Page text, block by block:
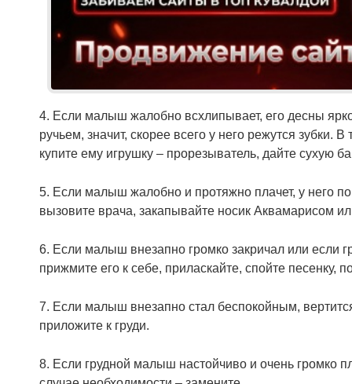
4. Если малыш жалобно всхлипывает, его десны
ручьем, значит, скорее всего у него режутся
купите ему игрушку – прорезыватель, дайте сухую
5. Если малыш жалобно и протяжно плачет, у него
вызовите врача, закапывайте носик Аквамарисом
6. Если малыш внезапно громко закричал или если
прижмите его к себе, приласкайте, спойте песенку,
7. Если малыш внезапно стал беспокойным,
приложите к груди.
8. Если грудной малыш настойчиво и очень громко